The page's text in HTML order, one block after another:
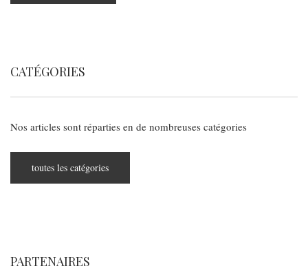
CATÉGORIES
Nos articles sont réparties en de nombreuses catégories
toutes les catégories
PARTENAIRES